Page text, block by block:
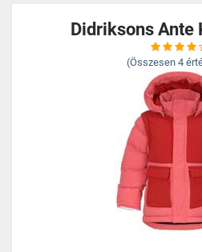
Didriksons Ante
(Összesen 4